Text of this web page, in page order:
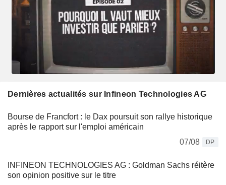
Dernières actualités sur Infineon Technologies AG
Bourse de Francfort : le Dax poursuit son rallye historique
après le rapport sur l'emploi américain
07/08
DP
INFINEON TECHNOLOGIES AG : Goldman Sachs réitère
son opinion positive sur le titre